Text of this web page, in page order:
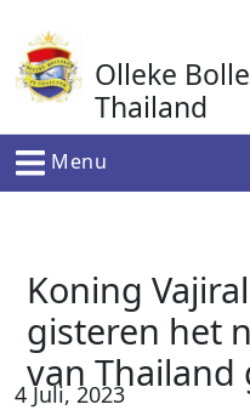
naar
de
inhoud
Olleke
Thailand
In Thailand
Menu
Koning
gisteren het
van Thailand
4 Juli, 2023